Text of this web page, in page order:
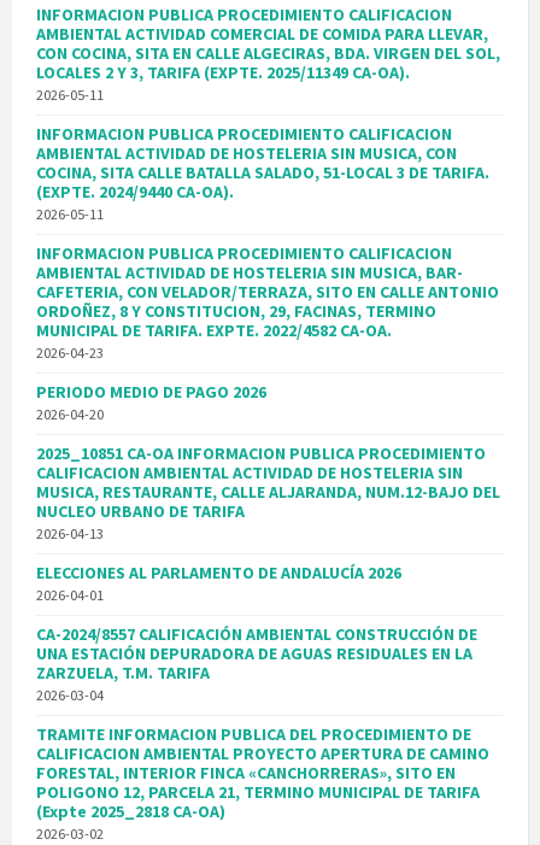
INFORMACION PUBLICA PROCEDIMIENTO CALIFICACION
AMBIENTAL ACTIVIDAD COMERCIAL DE COMIDA PARA LLEVAR,
CON COCINA, SITA EN CALLE ALGECIRAS, BDA. VIRGEN DEL SOL,
LOCALES 2 Y 3, TARIFA (EXPTE. 2025/11349 CA-OA).
2026-05-11
INFORMACION PUBLICA PROCEDIMIENTO CALIFICACION
AMBIENTAL ACTIVIDAD DE HOSTELERIA SIN MUSICA, CON
COCINA, SITA CALLE BATALLA SALADO, 51-LOCAL 3 DE TARIFA.
(EXPTE. 2024/9440 CA-OA).
2026-05-11
INFORMACION PUBLICA PROCEDIMIENTO CALIFICACION
AMBIENTAL ACTIVIDAD DE HOSTELERIA SIN MUSICA, BAR-
CAFETERIA, CON VELADOR/TERRAZA, SITO EN CALLE ANTONIO
ORDOÑEZ, 8 Y CONSTITUCION, 29, FACINAS, TERMINO
MUNICIPAL DE TARIFA. EXPTE. 2022/4582 CA-OA.
2026-04-23
PERIODO MEDIO DE PAGO 2026
2026-04-20
2025_10851 CA-OA INFORMACION PUBLICA PROCEDIMIENTO
CALIFICACION AMBIENTAL ACTIVIDAD DE HOSTELERIA SIN
MUSICA, RESTAURANTE, CALLE ALJARANDA, NUM.12-BAJO DEL
NUCLEO URBANO DE TARIFA
2026-04-13
ELECCIONES AL PARLAMENTO DE ANDALUCÍA 2026
2026-04-01
CA-2024/8557 CALIFICACIÓN AMBIENTAL CONSTRUCCIÓN DE
UNA ESTACIÓN DEPURADORA DE AGUAS RESIDUALES EN LA
ZARZUELA, T.M. TARIFA
2026-03-04
TRAMITE INFORMACION PUBLICA DEL PROCEDIMIENTO DE
CALIFICACION AMBIENTAL PROYECTO APERTURA DE CAMINO
FORESTAL, INTERIOR FINCA «CANCHORRERAS», SITO EN
POLIGONO 12, PARCELA 21, TERMINO MUNICIPAL DE TARIFA
(Expte 2025_2818 CA-OA)
2026-03-02